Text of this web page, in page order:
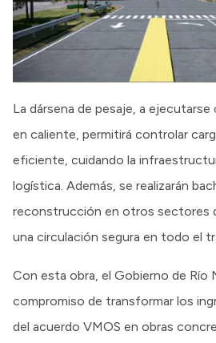
La dársena de pesaje, a
en caliente, permitirá controlar
eficiente, cuidando la
logística. Además, se realizarán
reconstrucción en otros sectores
una circulación segura en todo el
Con esta obra, el Gobierno de Río
compromiso de transformar los
del acuerdo VMOS en obras